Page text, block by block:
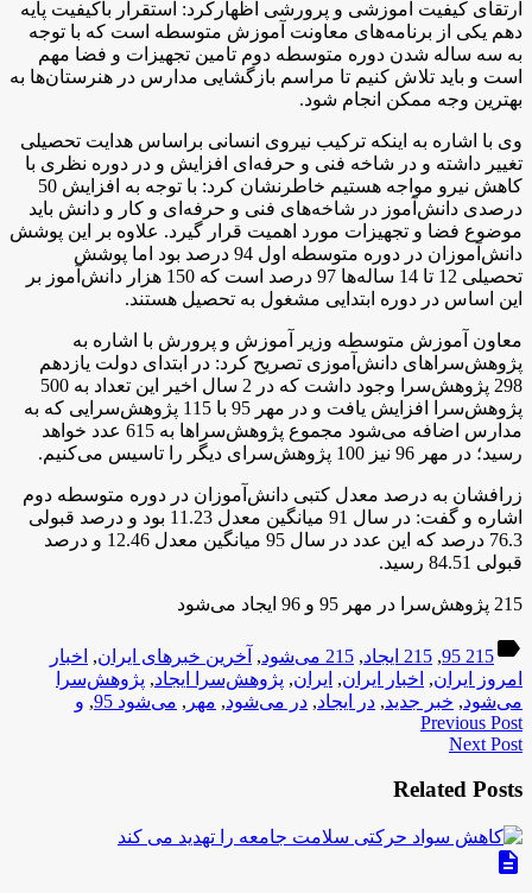
ارتقای کیفیت آموزشی و پرورشی اظهارکرد: استقرار باکیفیت پایه
دهم یکی از برنامه‌های معاونت آموزش متوسطه است که با توجه
به سه ساله شدن دوره متوسطه دوم تامین تجهیزات و فضا مهم
است و باید تلاش کنیم تا مراسم بازگشایی مدارس در هنرستان‌ها به
بهترین وجه ممکن انجام شود.
وی با اشاره به اینکه ترکیب نیروی انسانی براساس هدایت تحصیلی
تغییر داشته و در شاخه فنی و حرفه‌ای افزایش و در دوره نظری با
کاهش نیرو مواجه هستیم خاطرنشان کرد: با توجه به افزایش 50
درصدی دانش‌آموز در شاخه‌های فنی و حرفه‌ای و کار و دانش باید
موضوع فضا و تجهیزات مورد اهمیت قرار گیرد. علاوه بر این پوشش
دانش‌آموزان در دوره متوسطه اول 94 درصد بود اما پوشش
تحصیلی 12 تا 14 ساله‌ها 97 درصد است که 150 هزار دانش‌آموز بر
این اساس در دوره ابتدایی مشغول به تحصیل هستند.
معاون آموزش متوسطه وزیر آموزش و پرورش با اشاره به
پژوهش‌سراهای دانش‌آموزی تصریح کرد: در ابتدای دولت یازدهم
298 پژوهش‌سرا وجود داشت که در 2 سال اخیر این تعداد به 500
پژوهش‌سرا افزایش یافت و در مهر 95 با 115 پژوهش‌سرایی که به
مدارس اضافه می‌شود مجموع پژوهش‌سراها به 615 عدد خواهد
رسید؛ در مهر 96 نیز 100 پژوهش‌سرای دیگر را تاسیس می‌کنیم
.
زرافشان به درصد معدل کتبی دانش‌آموزان در دوره متوسطه دوم
اشاره و گفت: در سال 91 میانگین معدل 11.23 بود و درصد قبولی
76.3 درصد که این عدد در سال 95 میانگین معدل 12.46 و درصد
قبولی 84.51 رسید.
215 پژوهش‌سرا در مهر 95 و 96 ایجاد می‌شود
label
215 95
, 215 ایجاد , 215 می‌شود , آخرین خبرهای ایران, اخبار
امروز ایران, اخبار ایران, ایران, پژوهش‌سرا ایجاد, پژوهش‌سرا
می‌شود, خبر جدید, در ایجاد, در می‌شود, مهر , می‌شود 95 , و
Previous Post
Next Post
Related Posts
description